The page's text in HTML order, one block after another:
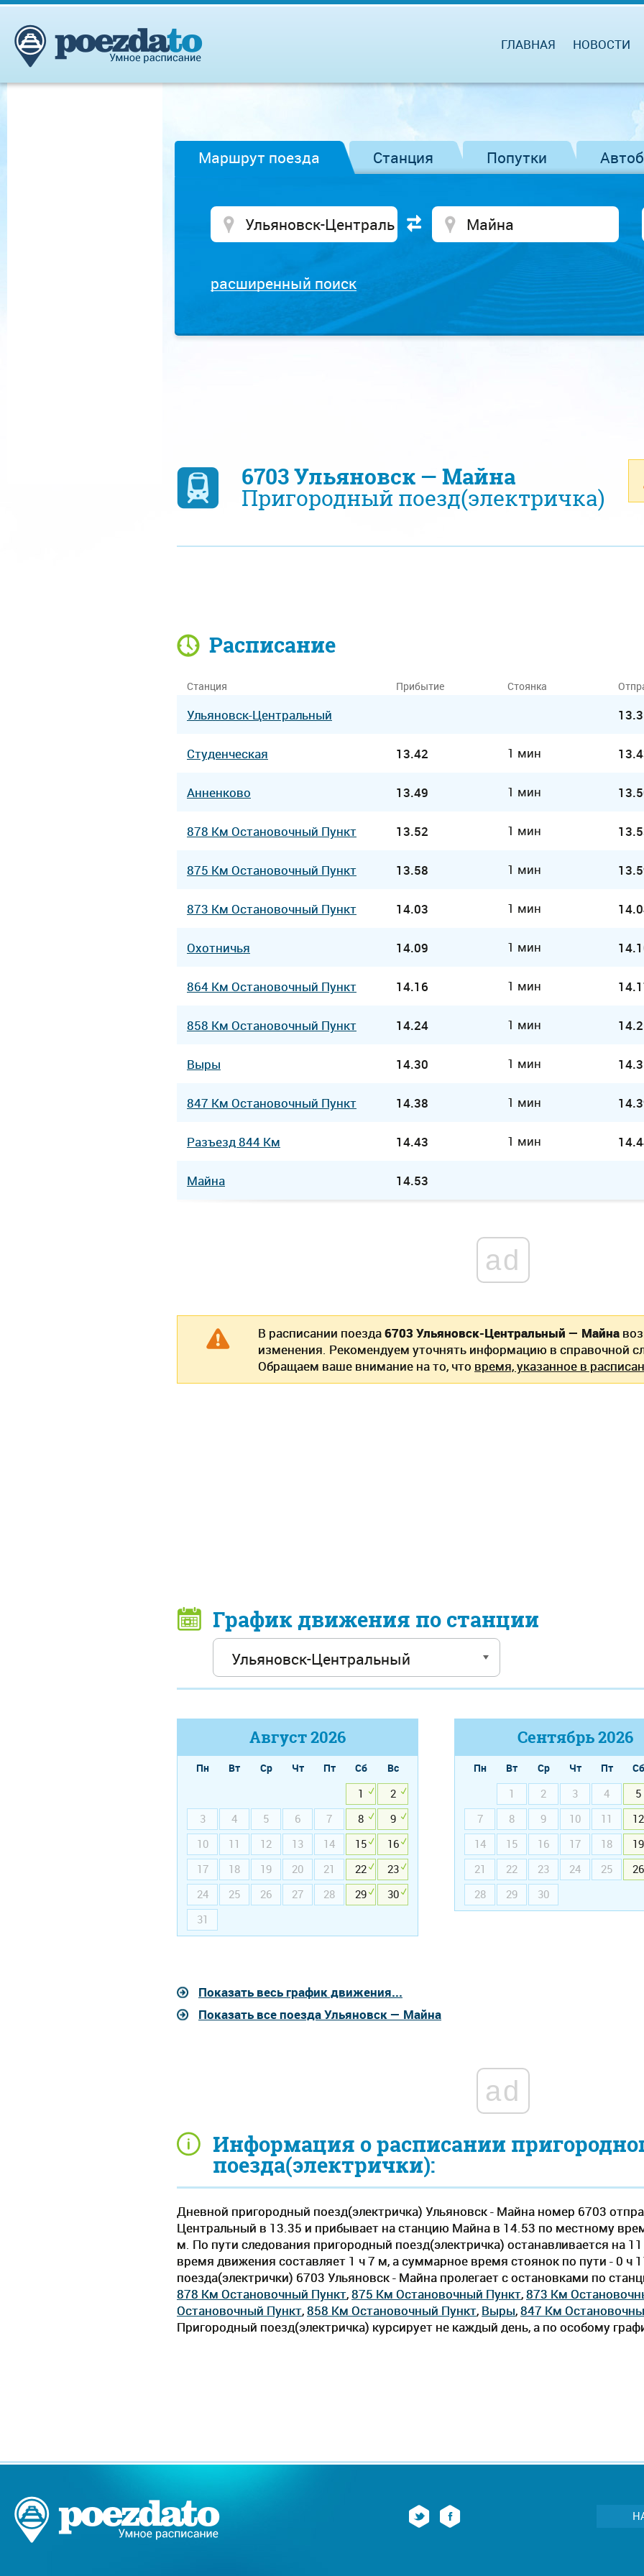
ГЛАВНАЯ НОВОСТИ
Маршрут поезда Станция Попутки
расширенный поиск
6703 Ульяновск — Майна
Пригородный поезд(электричка)
Информация о расписании
поезда(электрички):
Дневной пригородный поезд(электричка) Ульяновск - Майна номер 6703
Центральный в 13.35 и прибывает на станцию Майна в 14.53 по местному
м. По пути следования пригородный поезд(электричка) останавливается на
время движения составляет 1 ч 7 м, а суммарное время стоянок по пути - 0 ч
поезда(электрички) 6703 Ульяновск - Майна пролегает c остановками по
878 Км Остановочный Пункт,875 Км Остановочный Пункт,873 Км
Остановочный Пункт,858 Км Остановочный Пункт, Выры,847 Км
Пригородный поезд(электричка) курсирует не каждый день, а по особому
Расписание
Станция Прибытие Стоянка
Ульяновск-Центральный
Студенческая 13.42 1 мин
Анненково 13.49 1 мин
878 Км Остановочный Пункт 13.52 1 мин
875 Км Остановочный Пункт 13.58 1 мин
873 Км Остановочный Пункт 14.03 1 мин
Охотничья 14.09 1 мин
864 Км Остановочный Пункт 14.16 1 мин
858 Км Остановочный Пункт 14.24 1 мин
Выры 14.30 1 мин
847 Км Остановочный Пункт 14.38 1 мин
Разъезд 844 Км 14.43 1 мин
Майна 14.53
ad
В расписании поезда6703 Ульяновск-Центральный — Майна
изменения. Рекомендуем уточнять информацию в справочной
Обращаем ваше внимание на то, что время, указанное в
График движения по станции
Август2026
Пн Вт Ср Чт Пт Сб
Вс
1
2
3
4 5 6 7 8
9
10
11 12 13 14 15
16
17
18 19 20 21 22
23
24
25 26 27 28 29
30
31
Сентябрь2026
Пн Вт Ср Чт Пт Сб
1
2 3 4 5
7
8 9 10 11 12
14
15 16 17 18 19
21
22 23 24 25 26
28
29 30
Показать весь график движения...
Показать все поезда Ульяновск — Майна
ad